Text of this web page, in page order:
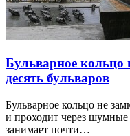
Бульварное
десять бульваров
Бульварное кольцо не
и проходит через
занимает почти…